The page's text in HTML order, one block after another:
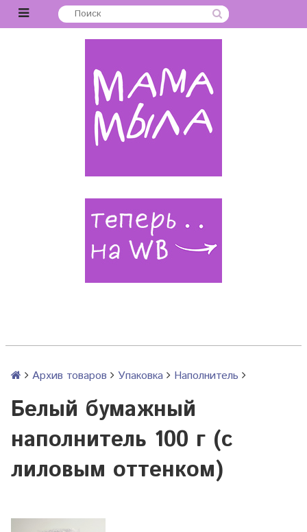
Архив товаров Упаковка Наполнитель
Белый бумажный
наполнитель 100 г (с
лиловым оттенком)